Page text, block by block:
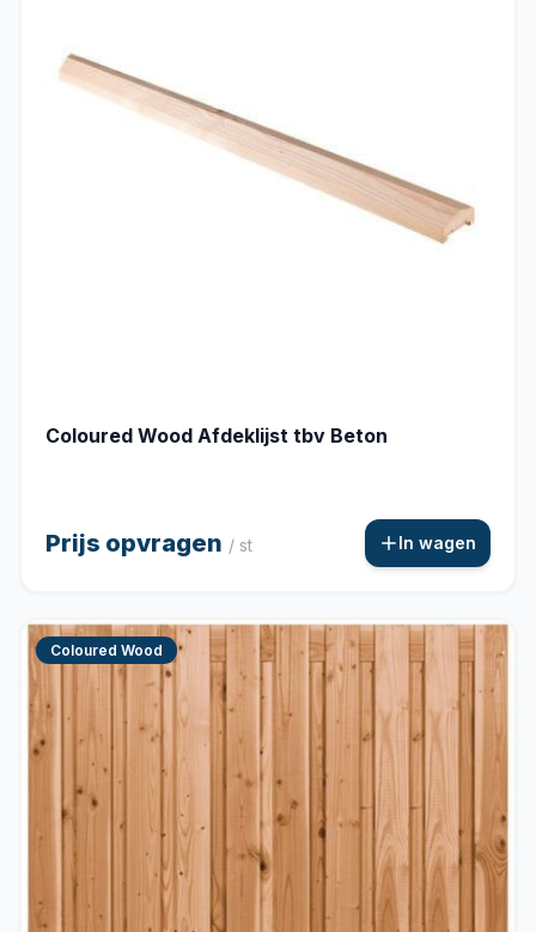
Coloured Wood Afdeklijst tbv Beton
Prijs opvragen / st In wagen
Coloured Wood